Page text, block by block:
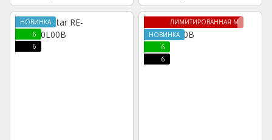
НОВИНКА
6
6
ЛИМИТИРОВАННАЯ МОДЕЛЬ
НОВИНКА
6
6